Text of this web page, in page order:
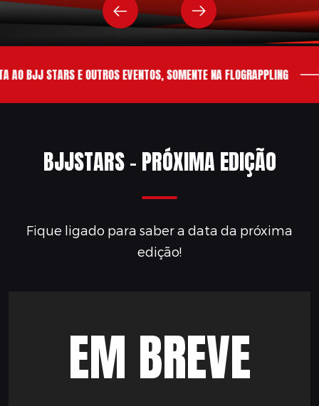
BJJ STARS E OUTROS EVENTOS, SOMENTE NA FLOGRAPPLING
BJJSTARS - PRÓXIMA EDIÇÃO
Fique ligado para saber a data da próxima
edição!
EM BREVE